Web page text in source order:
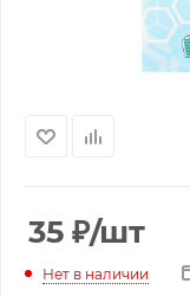
35 ₽/шт
Нет в наличии